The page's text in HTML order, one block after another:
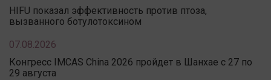
HIFU показал эффективность против птоза,
вызванного ботулотоксином
07.08.2026
Конгресс IMCAS China 2026 пройдет в Шанхае с 27 по
29 августа